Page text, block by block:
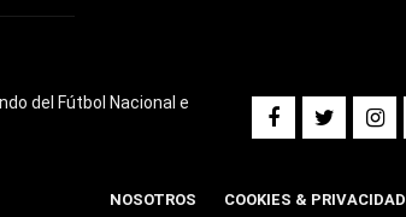
del Fútbol Nacional e
NOSOTROS COOKIES & PRIVACIDAD